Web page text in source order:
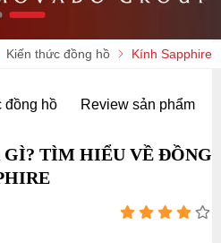
Kiến thức đồng hồ Kính Sapphire
đồng hồ Review sản phẩm
TÌM HIỂU VỀ ĐỒNG